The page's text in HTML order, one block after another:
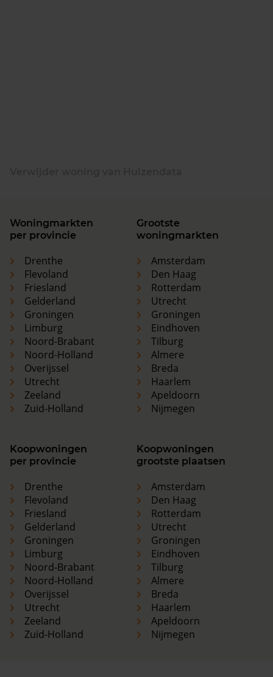
Woningmarkten
per provincie
Drenthe
Flevoland
Friesland
Gelderland
Groningen
Limburg
Noord-Brabant
Noord-Holland
Overijssel
Utrecht
Zeeland
Zuid-Holland
Grootste
woningmarkten
Amsterdam
Den Haag
Rotterdam
Utrecht
Groningen
Eindhoven
Tilburg
Almere
Breda
Haarlem
Apeldoorn
Nijmegen
Koopwoningen
per provincie
Drenthe
Flevoland
Friesland
Gelderland
Groningen
Limburg
Noord-Brabant
Noord-Holland
Overijssel
Utrecht
Zeeland
Zuid-Holland
Koopwoningen
grootste plaatsen
Amsterdam
Den Haag
Rotterdam
Utrecht
Groningen
Eindhoven
Tilburg
Almere
Breda
Haarlem
Apeldoorn
Nijmegen